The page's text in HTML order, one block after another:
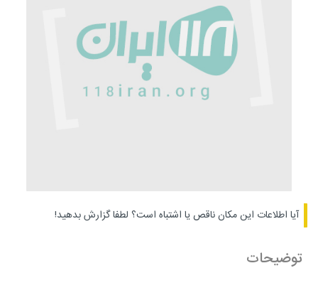
آیا اطلاعات این مکان ناقص یا اشتباه است؟ لطفا گزارش بدهید!
توضیحات